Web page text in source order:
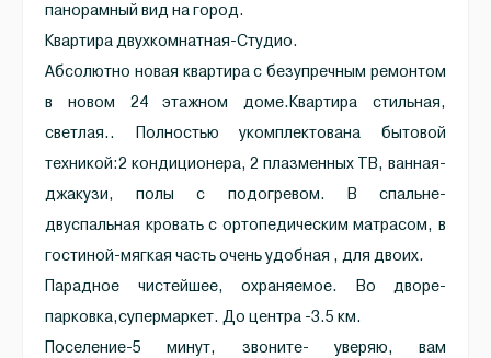
панорамный вид на город.
Квартира двухкомнатная-Студио.
Абсолютно новая квартира с безупречным ремонтом
в новом 24 этажном доме.Квартира стильная,
светлая.. Полностью укомплектована бытовой
техникой:2 кондиционера, 2 плазменных ТВ, ванная-
джакузи, полы с подогревом. В спальне-
двуспальная кровать с ортопедическим матрасом, в
гостиной-мягкая часть очень удобная , для двоих.
Парадное чистейшее, охраняемое. Во дворе-
парковка,супермаркет. До центра -3.5 км.
Поселение-5 минут, звоните- уверяю, вам